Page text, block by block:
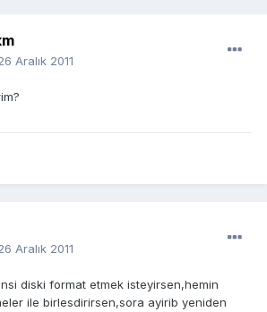
Aralık 2011
Aralık 2011
diski format etmek isteyirsen,hemin
ile birlesdirirsen,sora ayirib yeniden